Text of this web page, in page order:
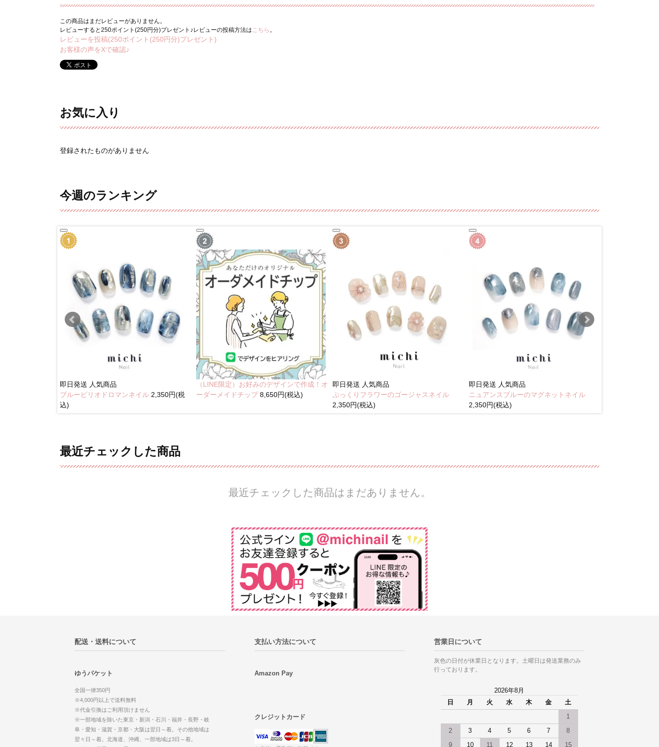
この商品はまだレビューがありません。
レビューすると250ポイント(250円分)プレゼント♪レビューの投稿方法は こちら 。
レビューを投稿(250ポイント(250円分)プレゼント)
お客様の声をXで確認♪
お気に入り
登録されたものがありません
今週のランキング
即日発送 人気商品
ブルーピリオドロマンネイル 2,350円(税
込)
（LINE限定）お好みのデザインで作成！オ
ーダーメイドチップ8,650円(税込)
即日発送 人気商品
ぷっくりフラワーのゴージャスネイル
2,350円(税込)
即日発送 人気商品
ニュアンスブルーのマグネットネイル
2,350円(税込)
最近チェックした商品
最近チェックした商品はまだありません。
配送・送料について
ゆうパケット
全国一律350円
※4,000円以上で送料無料
※代金引換はご利用頂けません
※一部地域を除いた東京・新潟・石川・福井・長野・岐
阜・愛知・滋賀・京都・大阪は翌日～着。その他地域は
翌々日～着。北海道、沖縄、一部地域は3日～着。
支払い方法について
Amazon Pay
クレジットカード
営業日について
灰色の日付が休業日となります。土曜日は発送業務のみ
行っております。
2026年8月
日
月 火 水 木 金 土
1
2 3 4 5 6 7 8
9 10 11 12 13 14 15